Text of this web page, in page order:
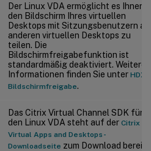
Der Linux VDA ermöglicht es Ihnen,
den Bildschirm Ihres virtuellen
Desktops mit Sitzungsbenutzern
anderen virtuellen Desktops zu
teilen. Die
Bildschirmfreigabefunktion ist
standardmäßig deaktiviert. Weitere
Informationen finden Sie unter HDX-
Bildschirmfreigabe.
Das Citrix Virtual Channel SDK für
den Linux VDA steht auf der Citrix
Virtual Apps and Desktops-
Downloadseite zum Download bereit.